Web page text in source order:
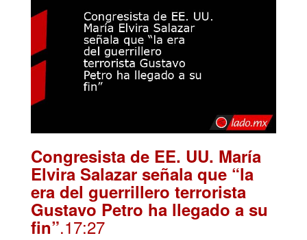
Congresista de EE. UU. María
Elvira Salazar señala que “la
era del guerrillero terrorista
Gustavo Petro ha llegado a su
fin”.17:27